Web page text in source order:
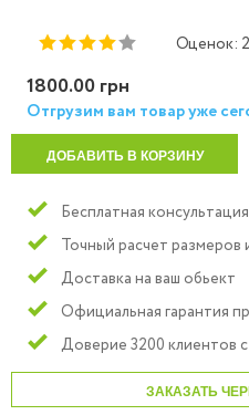
Оценок: 2
1800.00 грн
Отгрузим вам товар уже
ДОБАВИТЬ В КОРЗИНУ
Бесплатная
Точный расчет размеров
Доставка на ваш обьект
Официальная гарантия
Доверие 3200 клиентов
ЗАКАЗАТЬ